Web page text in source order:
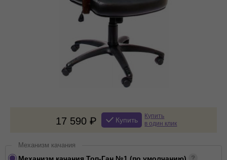
17 590 Купить
Купить
в один клик
Механизм качания